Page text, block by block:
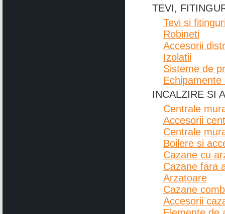
TEVI,
Tevi si
Robineti
Accesorii
Izolatii
Sisteme de
INCALZIRE SI
Centrale
Accesorii
Centrale
Boilere si
Cazane cu
Cazane fara
Arzatoare
Cazane
Accesorii